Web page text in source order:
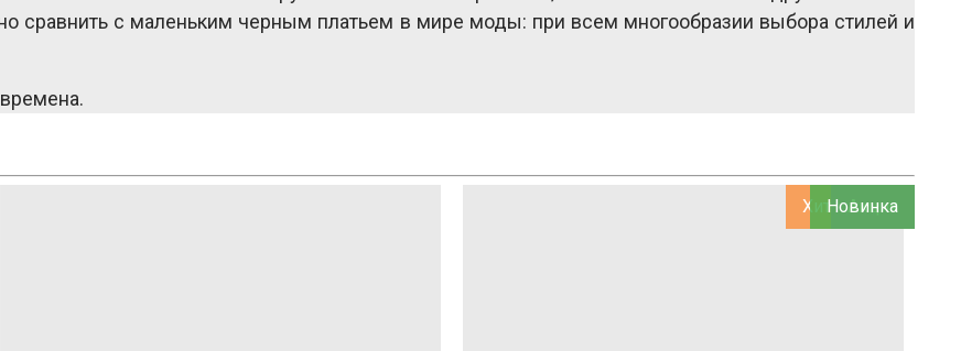
сравнить с маленьким черным платьем в мире моды: при всем многообразии выбора стилей и
Хит продаж
Акция
Новинка